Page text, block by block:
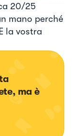
20/25
mano perché
la vostra
ma è